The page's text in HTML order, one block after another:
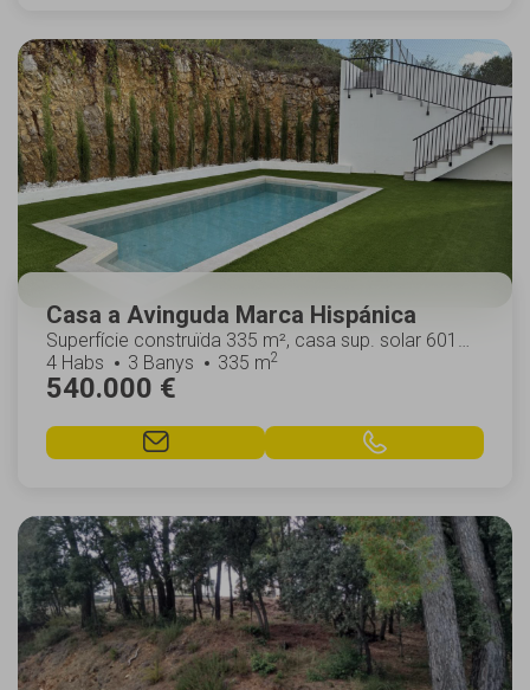
Casa a Avinguda Marca Hispánica
Superfície construïda 335 m², casa sup. solar 601
m², sup. útil 180 m², núm. hab. individ.: 1, ...
4 Habs 3 Banys 335 m2
540.000 €